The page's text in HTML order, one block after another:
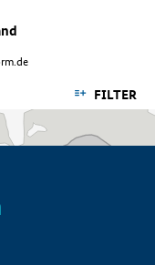
FILTER